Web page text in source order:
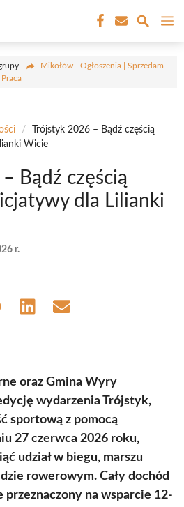
Mikołów - Ogłoszenia | Sprzedam |
/
Trójstyk 2026 – Bądź częścią
Wicie
Bądź częścią
dla Lilianki
r.
Share Share
oraz Gmina Wyry
wydarzenia Trójstyk,
sportową z pomocą
27 czerwca 2026 roku,
udział w biegu, marszu
rowerowym. Cały dochód
przeznaczony na wsparcie 12-